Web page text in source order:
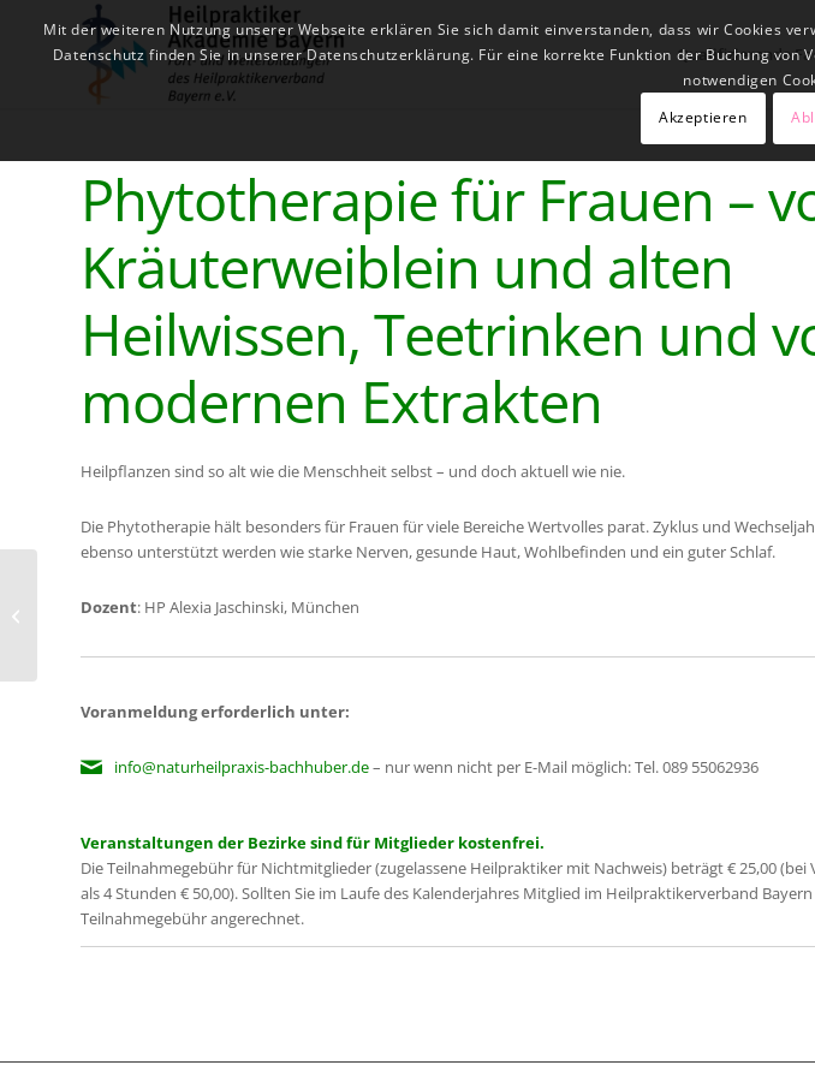
Qualifizierende
Phytotherapie für Frauen –
Kräuterweiblein und alten
Heilwissen, Teetrinken und
modernen Extrakten
Heilpflanzen sind so alt wie die Menschheit selbst – und doch aktuell wie nie.
Die Phytotherapie hält besonders für Frauen für viele Bereiche Wertvolles parat. Zyklus und
ebenso unterstützt werden wie starke Nerven, gesunde Haut, Wohlbefinden und ein guter Schlaf.
Dozent: HP Alexia Jaschinski, München
Voranmeldung erforderlich unter:
info@naturheilpraxis-bachhuber.de– nur wenn nicht per E-Mail möglich: Tel. 089 55062936
Veranstaltungen der Bezirke sind für Mitglieder kostenfrei.
Die Teilnahmegebühr für Nichtmitglieder (zugelassene Heilpraktiker mit Nachweis) beträgt € 25,00
als 4 Stunden € 50,00). Sollten Sie im Laufe des Kalenderjahres Mitglied im Heilpraktikerverband
Teilnahmegebühr angerechnet.
Augen-Qigong
Mit der weiteren Nutzung unserer Webseite erklären Sie sich damit einverstanden, dass wir Cookies
Datenschutz finden Sie in unserer Datenschutzerklärung. Für eine korrekte Funktion der Buchung
notwendigen
Akzeptieren